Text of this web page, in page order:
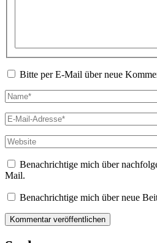
Bitte per E-Mail über neue
Name*
E-
Mail-
Adresse*
Website
Benachrichtige mich über
Mail.
Benachrichtige mich über neue